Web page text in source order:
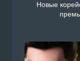
Новые